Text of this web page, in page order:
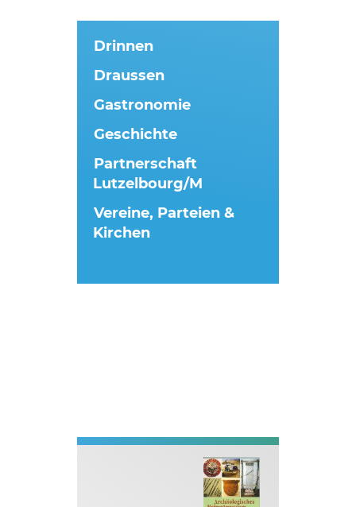
Drinnen
Draussen
Gastronomie
Geschichte
Partnerschaft
Lutzelbourg/M
Vereine, Parteien &
Kirchen